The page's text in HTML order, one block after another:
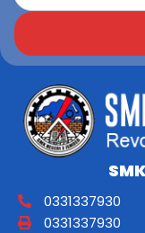
0331337930
0331337930